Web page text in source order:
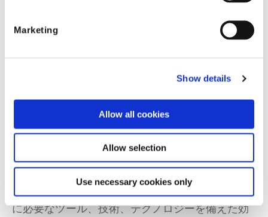
Marketing
Show details
Allow all cookies
Allow selection
Use necessary cookies only
支払後機能の結果から強化学習を活用したフィー
調査分析からのインサイトと外部ソースからの情
報が含まれている必要があります。こうしたもの
を提供することは、請求監査人や調査員が膨大な
量の複雑な請求を集計し評価するために単純なフ
ラグを探しているだけでは、不可能です。一般的
な請求サイクル期間としては、複雑さにもよりま
すが、平均で 2 週間かかり、数か月かかることも
あります。医療保険は、効率と精度を高めるため
に必要なツール、技術、テクノロジーを備えた効